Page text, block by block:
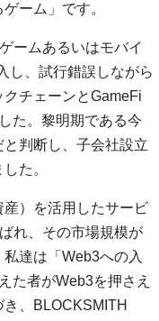
ーム」です。
ームあるいはモバイ
し、試行錯誤しながら
チェーンとGameFi
た。黎明期である今
判断し、子会社設立
た。
）を活用したサービ
れ、その市場規模が
達は「Web3への入
た者がWeb3を押さえ
、BLOCKSMITH